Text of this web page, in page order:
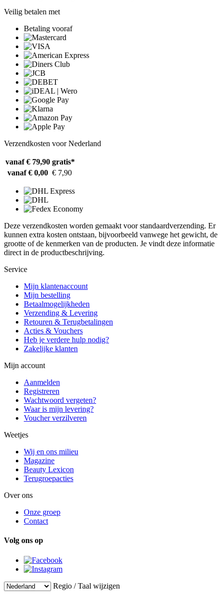
Veilig betalen met
Betaling vooraf
Verzendkosten voor Nederland
vanaf € 79,90 gratis*
vanaf € 0,00 € 7,90
Deze verzendkosten worden gemaakt voor standaardverzending. Er
kunnen extra kosten ontstaan, bijvoorbeeld vanwege het gewicht, de
grootte of de kenmerken van de producten. Je vindt deze informatie
direct in de productbeschrijving.
Service
Mijn klantenaccount
Mijn bestelling
Betaalmogelijkheden
Verzending & Levering
Retouren & Terugbetalingen
Acties & Vouchers
Heb je verdere hulp nodig?
Zakelijke klanten
Mijn account
Aanmelden
Registreren
Wachtwoord vergeten?
Waar is mijn levering?
Voucher verzilveren
Weetjes
Wij en ons milieu
Magazine
Beauty Lexicon
Terugroepacties
Over ons
Onze groep
Contact
Volg ons op
Regio / Taal wijzigen